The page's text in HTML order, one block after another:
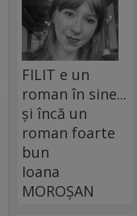
FILIT e un
roman în sine...
și încă un
roman foarte
bun
Ioana
MOROȘAN